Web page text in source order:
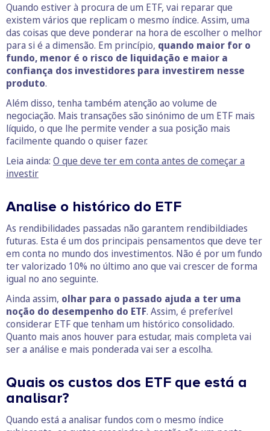
Quando estiver à procura de um ETF, vai reparar que
existem vários que replicam o mesmo índice. Assim, uma
das coisas que deve ponderar na hora de escolher o melhor
para si é a dimensão. Em princípio, quando maior for o
fundo, menor é o risco de liquidação e maior a
confiança dos investidores para investirem nesse
produto.
Além disso, tenha também atenção ao volume de
negociação. Mais transações são sinónimo de um ETF mais
líquido, o que lhe permite vender a sua posição mais
facilmente quando o quiser fazer.
Leia ainda: O que deve ter em conta antes de começar a
investir
Analise o histórico do ETF
As rendibilidades passadas não garantem rendibildiades
futuras. Esta é um dos principais pensamentos que deve ter
em conta no mundo dos investimentos. Não é por um fundo
ter valorizado 10% no último ano que vai crescer de forma
igual no ano seguinte.
Ainda assim, olhar para o passado ajuda a ter uma
noção do desempenho do ETF. Assim, é preferível
considerar ETF que tenham um histórico consolidado.
Quanto mais anos houver para estudar, mais completa vai
ser a análise e mais ponderada vai ser a escolha.
Quais os custos dos ETF que está a
analisar?
Quando está a analisar fundos com o mesmo índice